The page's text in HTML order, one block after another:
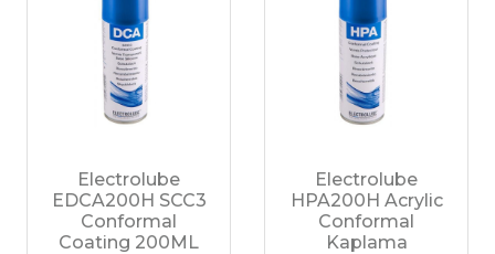
Electrolube
EDCA200H SCC3
Conformal
Coating 200ML
Electrolube
HPA200H Acrylic
Conformal
Kaplama